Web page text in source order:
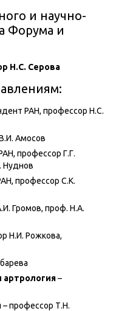
и научно-
Форума и
Н.С. Серова
РАН, профессор Н.С.
Амосов
профессор Г.Г.
Нуднов
профессор С.К.
Громов, проф. Н.А.
Н.И. Рожкова,
артрология–
– профессор Т.Н.